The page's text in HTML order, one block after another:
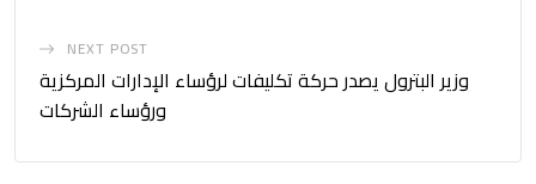
NEXT POST
وزير البترول يصدر حركة تكليفات لرؤساء الإدارات المركزية
ورؤساء الشركات